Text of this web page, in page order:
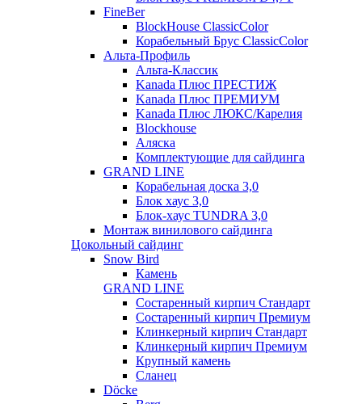
FineBer
BlockHouse ClassicColor
Корабельный Брус ClassicColor
Альта-Профиль
Альта-Классик
Kanada Плюс ПРЕСТИЖ
Kanada Плюс ПРЕМИУМ
Kanada Плюс ЛЮКС/Карелия
Blockhouse
Аляска
Комплектующие для сайдинга
GRAND LINE
Корабельная доска 3,0
Блок хаус 3,0
Блок-хаус TUNDRA 3,0
Монтаж винилового сайдинга
Цокольный сайдинг
Snow Bird
Камень
GRAND LINE
Состаренный кирпич Стандарт
Состаренный кирпич Премиум
Клинкерный кирпич Стандарт
Клинкерный кирпич Премиум
Крупный камень
Сланец
Döcke